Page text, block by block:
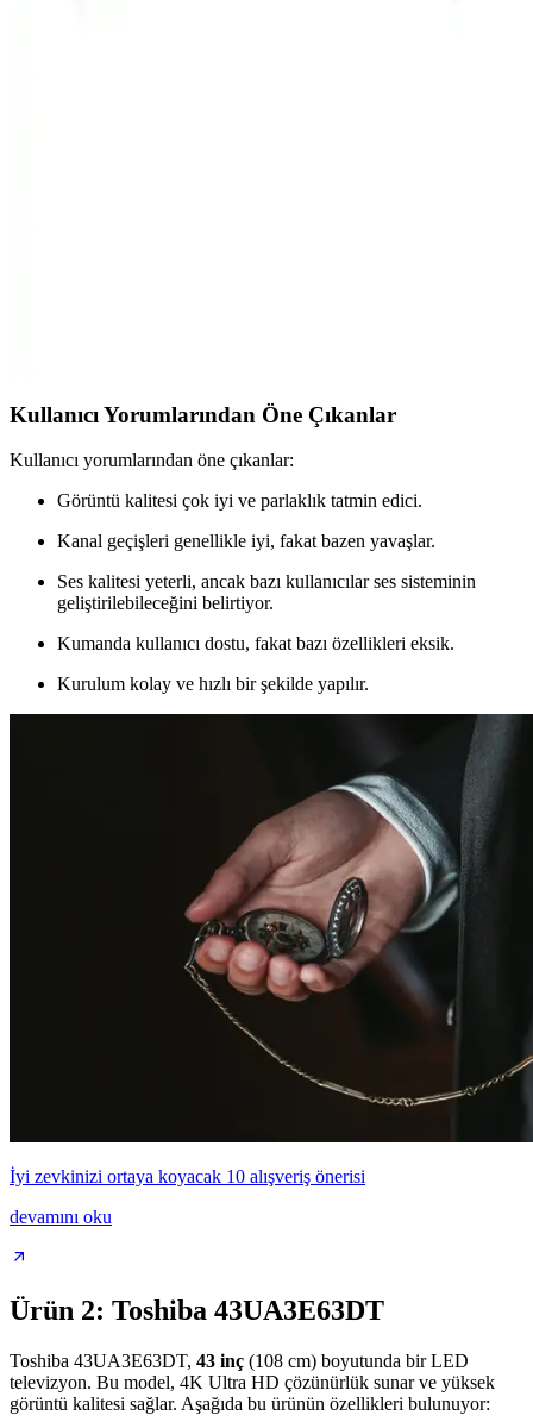
Kullanıcı Yorumlarından Öne Çıkanlar
Kullanıcı yorumlarından öne çıkanlar:
Görüntü kalitesi çok iyi ve parlaklık tatmin edici.
Kanal geçişleri genellikle iyi, fakat bazen yavaşlar.
Ses kalitesi yeterli, ancak bazı kullanıcılar ses sisteminin
geliştirilebileceğini belirtiyor.
Kumanda kullanıcı dostu, fakat bazı özellikleri eksik.
Kurulum kolay ve hızlı bir şekilde yapılır.
İyi zevkinizi ortaya koyacak 10 alışveriş önerisi
devamını oku
Ürün 2: Toshiba 43UA3E63DT
Toshiba 43UA3E63DT, 43 inç (108 cm) boyutunda bir LED
televizyon. Bu model, 4K Ultra HD çözünürlük sunar ve yüksek
görüntü kalitesi sağlar. Aşağıda bu ürünün özellikleri bulunuyor: